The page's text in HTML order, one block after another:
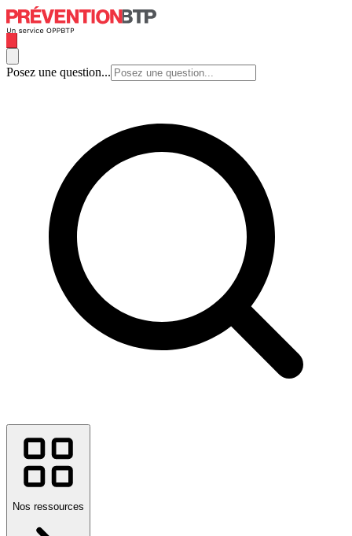
Posez une question...
Nos ressources